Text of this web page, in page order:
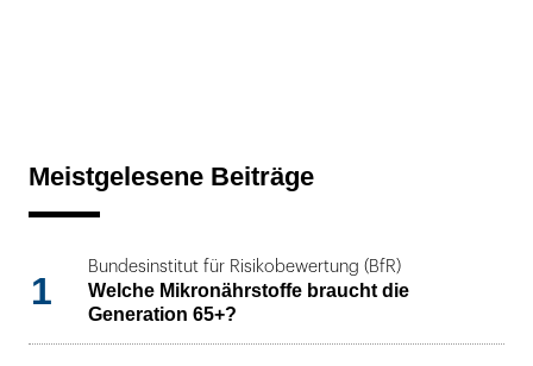
Meistgelesene Beiträge
1
Bundesinstitut für Risikobewertung (BfR)
Welche Mikronährstoffe braucht die
Generation 65+?